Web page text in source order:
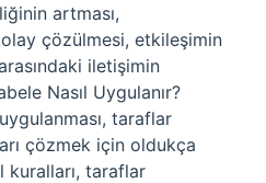
artması,
çözülmesi, etkileşimin
iletişimin
Nasıl Uygulanır?
taraflar
çözmek için oldukça
kuralları, taraflar